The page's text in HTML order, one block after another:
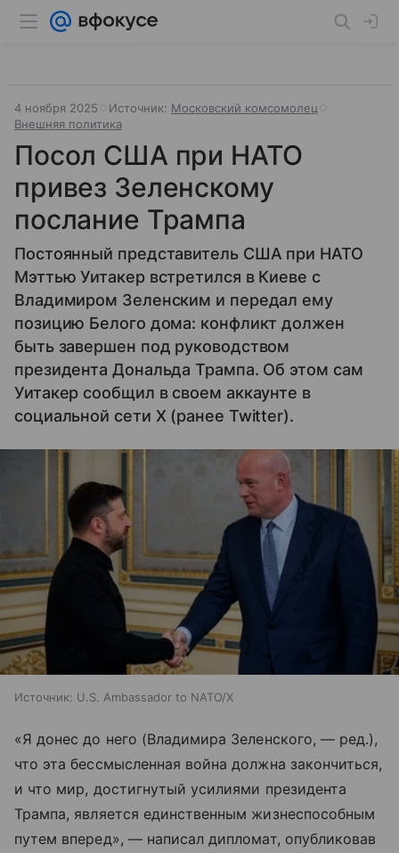
4 ноября 2025 Источник: Московский комсомолец
Внешняя политика
Посол США при НАТО
привез Зеленскому
послание Трампа
Постоянный представитель США при НАТО
Мэттью Уитакер встретился в Киеве с
Владимиром Зеленским и передал ему
позицию Белого дома: конфликт должен
быть завершен под руководством
президента Дональда Трампа. Об этом сам
Уитакер сообщил в своем аккаунте в
социальной сети X (ранее Twitter).
Источник: U.S. Ambassador to NATO/X
«Я донес до него (Владимира Зеленского, — ред.),
что эта бессмысленная война должна закончиться,
и что мир, достигнутый усилиями президента
Трампа, является единственным жизнеспособным
путем вперед», — написал дипломат, опубликовав